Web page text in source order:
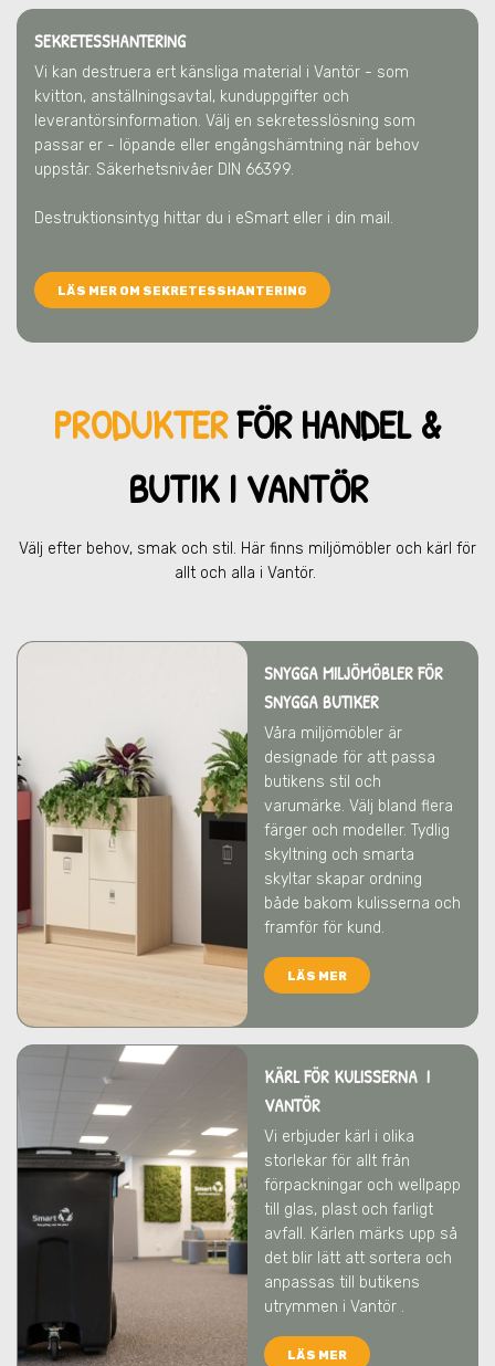
SEKRETESSHANTERING
Vi kan destruera ert känsliga material i Vantör - som
kvitton, anställningsavtal, kunduppgifter och
leverantörsinformation. Välj en sekretesslösning som
passar er - löpande eller engångshämtning när behov
uppstår. Säkerhetsnivåer DIN 66399.
Destruktionsintyg hittar du i eSmart eller i din mail.
LÄS MER OM SEKRETESSHANTERING
PRODUKTERFÖR HANDEL &
BUTIK I VANTÖR
Välj efter behov, smak och stil. Här finns miljömöbler och kärl för
allt och alla i Vantör.
SNYGGA MILJÖMÖBLER FÖR
SNYGGA BUTIKER
Våra miljömöbler är
designade för att passa
butikens stil och
varumärke. Välj bland flera
färger och modeller. Tydlig
skyltning och smarta
skyltar skapar ordning
både bakom kulisserna och
framför för kund.
LÄS MER
KÄRL FÖR KULISSERNA I
VANTÖR
Vi erbjuder kärl i olika
storlekar för allt från
förpackningar och wellpapp
till glas, plast och farligt
avfall. Kärlen märks upp så
det blir lätt att sortera och
anpassas till butikens
utrymmen i Vantör .
LÄS MER